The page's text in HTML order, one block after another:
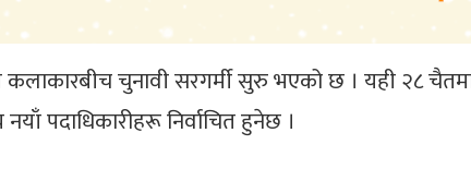
कलाकारबीच चुनावी सरगर्मी सुरु भएको छ । यही २८
पदाधिकारीहरू निर्वाचित हुनेछ ।